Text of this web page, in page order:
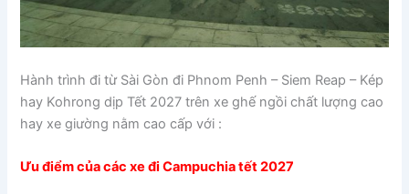
Hành trình đi từ Sài Gòn đi Phnom Penh – Siem Reap – Kép
hay Kohrong dịp Tết 2027 trên xe ghế ngồi chất lượng cao
hay xe giường nằm cao cấp với :
Ưu điểm của các xe đi Campuchia tết 2027